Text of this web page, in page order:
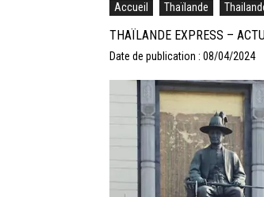
Accueil Thaïlande
THAÏLANDE EXPRESS –
Date de publication : 08/04/2024